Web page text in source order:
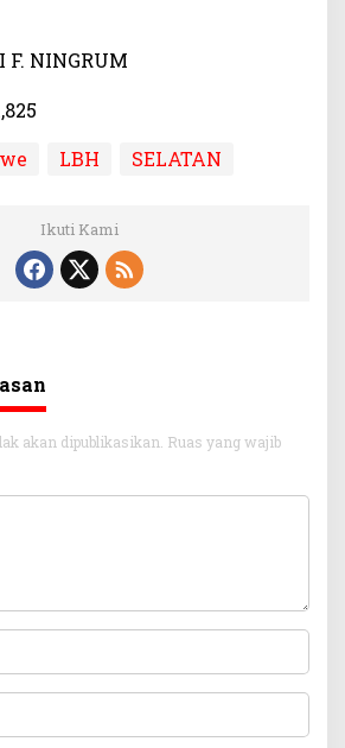
F. NINGRUM
LBH SELATAN
Ikuti Kami
akan dipublikasikan. Ruas yang wajib